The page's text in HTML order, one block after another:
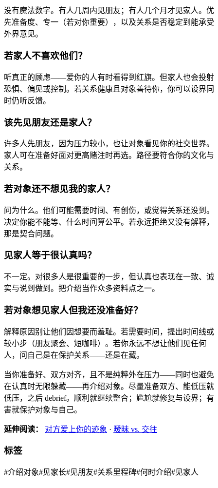
没有魔法数字。有人几周内见朋友；有人几个月才见家人。优
先准备度、专一（若对你重要），以及关系是否稳定到能承受
外界意见。
若家人不喜欢他们？
听真正的顾虑——爱你的人有时看得到红旗。但家人也会投射
恐惧、偏见或控制。若关系健康且对象善待你，你可以设界同
时仍听反馈。
该先见朋友还是家人？
许多人先朋友，因为压力较小，也让对象看见你的社交世界。
家人可在准备好面对更高赌注时再选。路径要符合你的文化与
关系。
若对象还不想见我的家人？
问为什么。他们可能需要时间、有创伤，或觉得关系还没到。
决定你能不能等、什么时间算公平。若永远拒绝又没有解释，
那是契合问题。
见家人等于很认真吗？
不一定。对很多人是很重要的一步，但认真也表现在一致、诚
实与说到做到。把介绍当作众多资料点之一。
若对象想见家人但我还没准备好？
解释原因别让他们因想要而羞耻。若需要时间，提出时间线或
较小步（朋友聚会、短咖啡）。若你永远不想让他们见任何
人，问自己是在保护关系——还是在藏。
当你准备好、双方对齐，且不是纯粹外在压力——同时也避免
在认真时无限躲藏——再介绍对象。尽量准备双方、能低压就
低压，之后 debrief。顺利就继续整合；尴尬就修复与设界；有
害就保护对象与自己。
延伸阅读： 对方爱上你的迹象 · 暧昧 vs. 交往
标签
#介绍对象#见家长#见朋友#关系里程碑#何时介绍#见家人